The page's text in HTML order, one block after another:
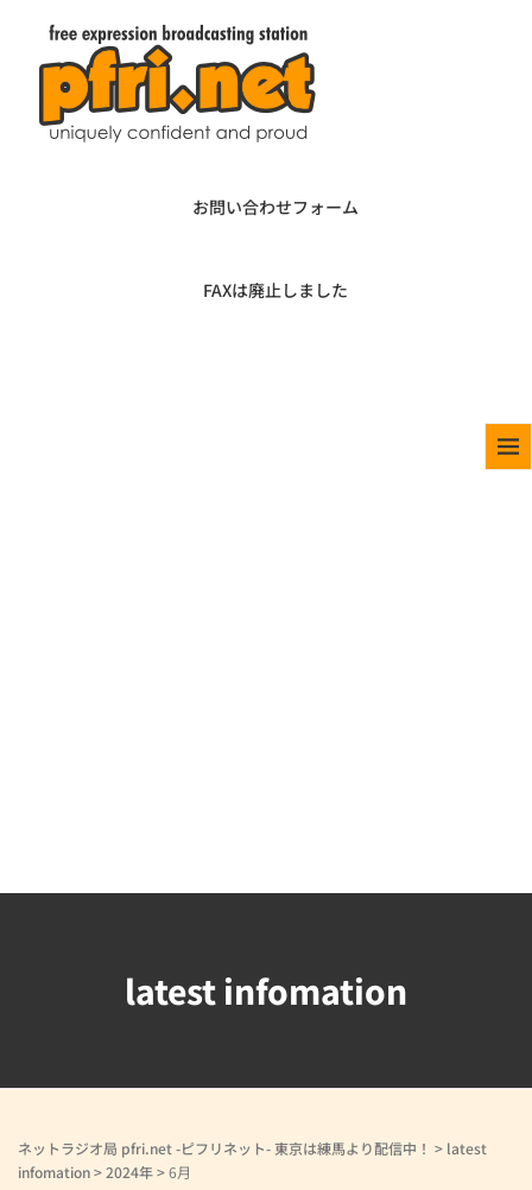
お問い合わせフォーム
FAXは廃止しました
latest infomation
ネットラジオ局 pfri.net -ピフリネット- 東京は練馬より配信中！ > latest
infomation>2024年>6月